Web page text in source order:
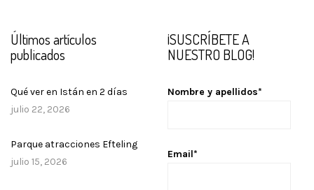
Últimos artículos
publicados
Qué ver en Istán en 2 días
julio 22, 2026
Parque atracciones Efteling
julio 15, 2026
¡SUSCRÍBETE A
NUESTRO BLOG!
Nombre y apellidos*
Email*